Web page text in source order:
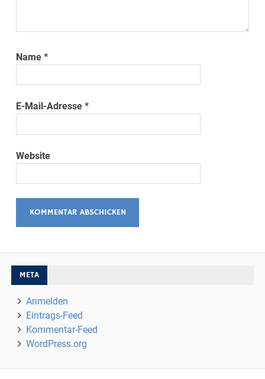
Name*
E-Mail-Adresse*
Website
META
Anmelden
Eintrags-Feed
Kommentar-Feed
WordPress.org